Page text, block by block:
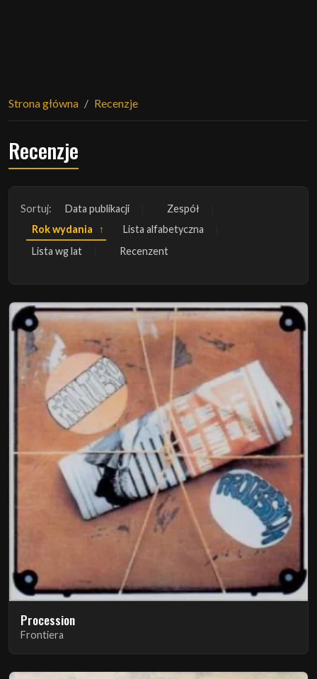
Strona główna Recenzje
Recenzje
Sortuj: Data publikacji
Zespół
Rok wydania
Lista alfabetyczna
Lista wg lat
Recenzent
Procession
Frontiera